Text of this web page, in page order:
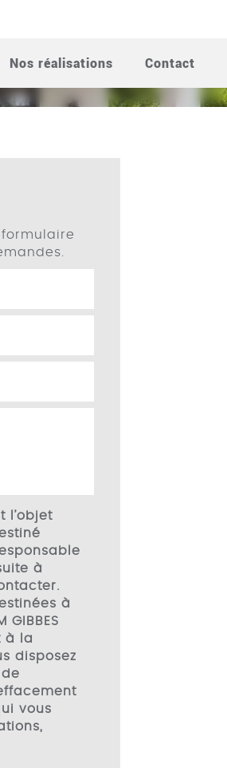
Nos réalisations Contact
l’objet
à
à
à la
disposez
vous